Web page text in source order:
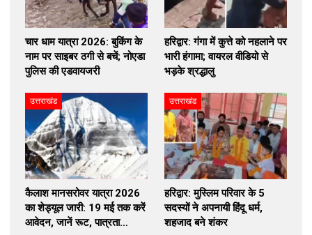
चार धाम यात्रा 2026: बुकिंग के
नाम पर साइबर ठगी से बचें; नोएडा
पुलिस की एडवायजरी
हरिद्वार: गंगा में कुत्ते को नहलाने पर
भारी हंगामा; वायरल वीडियो से
भड़के श्रद्धालु
उत्तराखंड
कैलाश मानसरोवर यात्रा 2026
का शेड्यूल जारी: 19 मई तक करें
आवेदन, जानें रूट, पात्रता…
उत्तराखंड
हरिद्वार: मुस्लिम परिवार के 5
सदस्यों ने अपनायी हिंदू धर्म,
शहजाद बने शंकर